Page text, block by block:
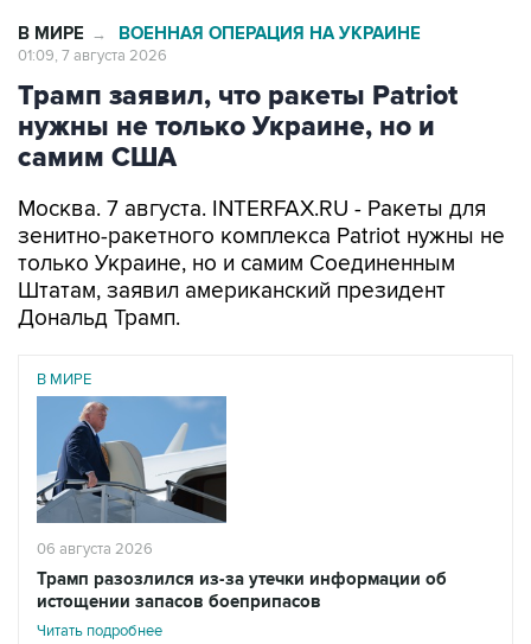
В МИРЕ → ВОЕННАЯ ОПЕРАЦИЯ НА УКРАИНЕ
01:09, 7 августа 2026
Трамп заявил, что ракеты Patriot
нужны не только Украине, но и
самим США
Москва. 7 августа. INTERFAX.RU - Ракеты для
зенитно-ракетного комплекса Patriot нужны не
только Украине, но и самим Соединенным
Штатам, заявил американский президент
Дональд Трамп.
В МИРЕ
06 августа 2026
Трамп разозлился из-за утечки информации об
истощении запасов боеприпасов
Читать подробнее